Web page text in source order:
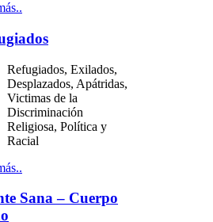
Refugiados, Exilados,
Desplazados, Apátridas,
Victimas de la
Discriminación
Religiosa, Política y
Racial
Sana – Cuerpo